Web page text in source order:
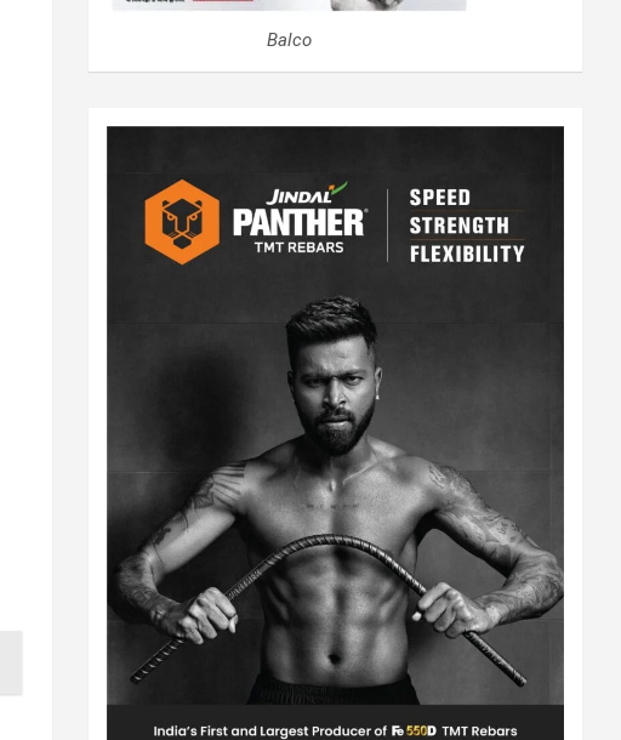
Balco